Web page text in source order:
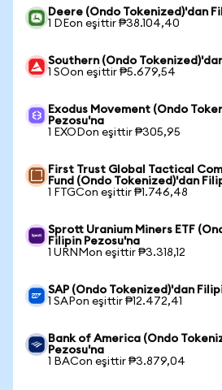
Deere (Ondo Tokenized)'dan
1 DEon eşittir ₱38.104,40
Southern (Ondo
1 SOon eşittir ₱5.679,54
Exodus Movement (Ondo
Pezosu'na
1 EXODon eşittir ₱305,95
First Trust Global Tactical
Fund (Ondo Tokenized)'dan
1 FTGCon eşittir ₱1.746,48
Sprott Uranium Miners ETF
Filipin Pezosu'na
1 URNMon eşittir ₱3.318,12
SAP (Ondo Tokenized)'dan
1 SAPon eşittir ₱12.472,41
Bank of America (Ondo
Pezosu'na
1 BACon eşittir ₱3.879,04